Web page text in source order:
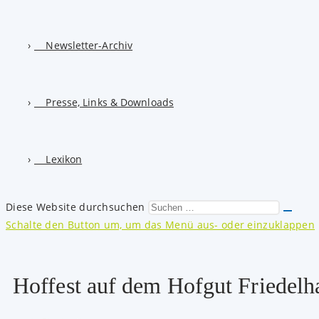
Newsletter-Archiv
Presse, Links & Downloads
Lexikon
Diese Website durchsuchen
Schalte den Button um, um das Menü aus- oder einzuklappen
Hoffest auf dem Hofgut